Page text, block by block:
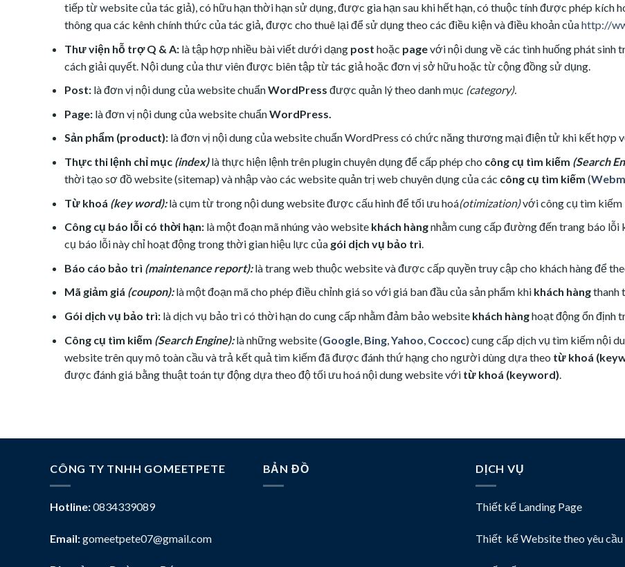
tiếp từ website của tác giả), có hữu hạn thời hạn sử dụng, được gia hạn sau khi hết hạn, có thuộc tính được phép
thông qua các kênh chính thức của tác giả, được cho thuê lại để sử dụng theo các điều kiện và điều khoản củahttp://
Thư viện hỗ trợ Q & A: là tập hợp nhiều bài viết dưới dạng post hoặc pagevới nội dung về các tình huống phát sinh
cách giải quyết. Nội dung của thư viên được biên tập từ tác giả hoặc đơn vị sở hữu hoặc từ cộng đồng sử dụng.
Post:là đơn vị nội dung của website chuẩnWordPress được quản lý theo danh mục (category).
Page:là đơn vị nội dung của website chuẩnWordPress.
Sản phẩm (product): là đơn vị nội dung của website chuẩn WordPress có chức năng thương mại điện tử khi kết hợp
Thực thi lệnh chỉ mục (index) là thực hiện lệnh trên plugin chuyên dụng để cấp phép cho công cụ tìm kiếm (Search
thờitạo sơ đồ website (sitemap) và nhập vào các website quản trị web chuyên dụng của các công cụ tìm kiếm (
Từ khoá (key word):là cụm từ trong nội dung website được cấu hình để tối ưu hoá(otimization)với công cụ tìm kiếm
Công cụ báo lỗi có thời hạn: là một đoạn mã nhúng vào website khách hàngnhằm cung cấp đường đến trang báo lỗi
cụ báo lỗi này chỉ hoạt động trong thời gian hiệu lực của gói dịch vụ bảo trì.
Báo cáo bảo trì (maintenance report):là trang web thuộc websitevà được cấp quyền truy cập cho khách hàng để
Mã giảm giá (coupon):là một đoạn mã cho phép điều chỉnh giá so với giá ban đầu của sản phẩm khikhách hàngthanh
Gói dịch vụ bảo trì:là dịch vụ bảo trì có thời hạn do cung cấp nhằm đảm bảo website khách hànghoạt động ổn định
Công cụ tìm kiếm (Search Engine): là những website (Google, Bing, Yahoo Coccoc) cung cấp dịch vụ tìm kiếm nội
website trên quy mô toàn cầu và trả kết quả tìm kiếm đã được đánh thứ hạng cho người dùng dựa theo từ khoá
được đánh giá bằng thuật toán tự động dựa theo độ tối ưu hoá nội dung website với từ khoá (keyword)
CÔNG TY TNHH GOMEETPETE
Hotline:0834339089
Email:gomeetpete07@gmail.com
BẢN ĐỒ DỊCH VỤ
Thiết kế Landing Page
Thiết kế Website theo yêu cầu